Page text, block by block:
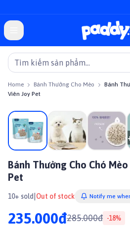
Home Bánh Thưởng Cho Mèo
Bánh
Viên Joy Pet
On sale
Bánh Thưởng Cho Chó
Pet
10+ sold Out of stock Notify me
235.000đ285.000đ -18%